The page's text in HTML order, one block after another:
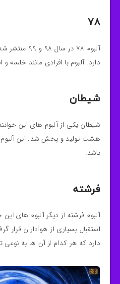
۷۸
آلبوم ۷۸ در
دارد. آلبوم با افرادی مانند
شیطان
شیطان یکی از آلبوم های این
هشت تولید و پخش شد. این
باشد.
فرشته
آلبوم فرشته از دیگر آلبوم های
دارد که هر کدام از آن ها به نوعی